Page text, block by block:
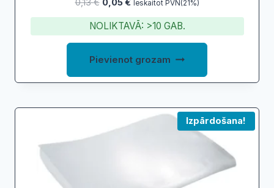
0,13€
price
was:
0,13 €.
0,05€
price
is:
0,05 €.
Ieskaitot PVN(21%)
NOLIKTAVĀ: >10 GAB.
Pievienot grozam
Izpārdošana!